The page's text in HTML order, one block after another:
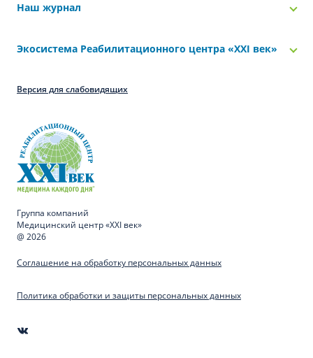
Наш журнал
Экосистема Реабилитационного центра «‎XXI век»
Версия для слабовидящих
Группа компаний
Медицинский центр «XXI век»
@ 2026
Соглашение на обработку персональных данных
Политика обработки и защиты персональных данных